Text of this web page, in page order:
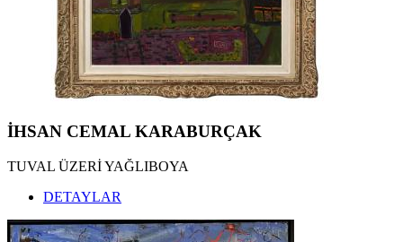
İHSAN CEMAL KARABURÇAK
TUVAL ÜZERİ YAĞLIBOYA
DETAYLAR